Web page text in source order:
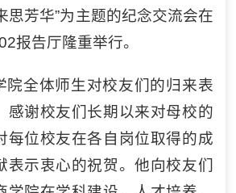
思芳华”为主题的纪念交流会在
报告厅隆重举行。
院全体师生对校友们的归来表
感谢校友们长期以来对母校的
每位校友在各自岗位取得的成
表示衷心的祝贺。他向校友们